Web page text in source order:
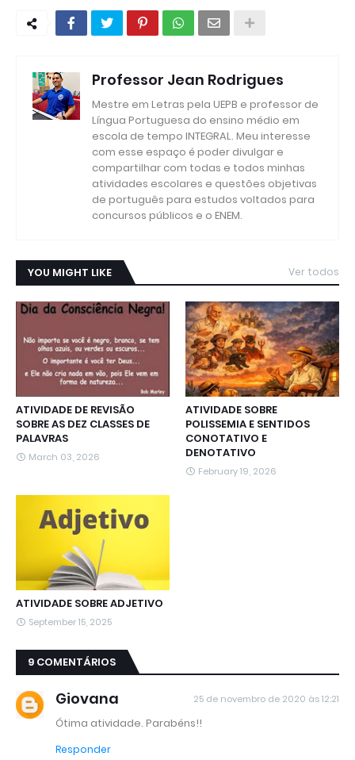
Professor Jean Rodrigues
Mestre em Letras pela UEPB e professor de
Língua Portuguesa do ensino médio em
escola de tempo INTEGRAL. Meu interesse
com esse espaço é poder divulgar e
compartilhar com todas e todos minhas
atividades escolares e questões objetivas
de português para estudos voltados para
concursos públicos e o ENEM.
YOU MIGHT LIKE Ver todos
ATIVIDADE DE REVISÃO
SOBRE AS DEZ CLASSES DE
PALAVRAS
March 03, 2026
ATIVIDADE SOBRE
POLISSEMIA E SENTIDOS
CONOTATIVO E
DENOTATIVO
February 19, 2026
ATIVIDADE SOBRE ADJETIVO
September 15, 2025
9 COMENTÁRIOS
Giovana 25 de novembro de 2020 às 12:21
Ótima atividade. Parabéns!!
Responder